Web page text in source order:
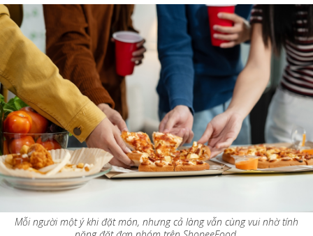
Mỗi người một ý khi đặt món, nhưng cả làng vẫn cùng vui nhờ tính